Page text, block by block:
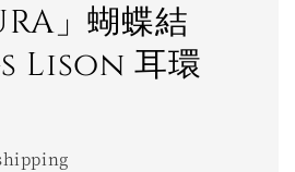
」蝴蝶結
Lison 耳環